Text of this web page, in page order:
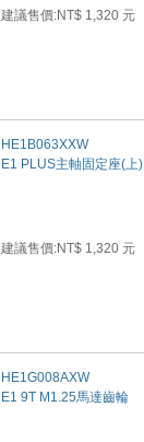
建議售價:NT$ 1,320 元
HE1B063XXW
E1 PLUS主軸固定座(上)
建議售價:NT$ 1,320 元
HE1G008AXW
E1 9T M1.25馬達齒輪